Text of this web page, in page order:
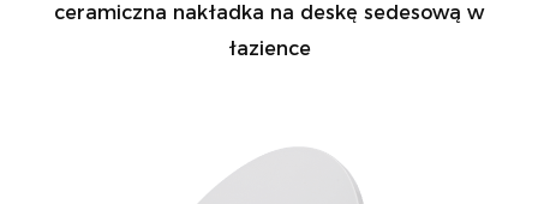
ceramiczna nakładka na deskę sedesową w
łazience